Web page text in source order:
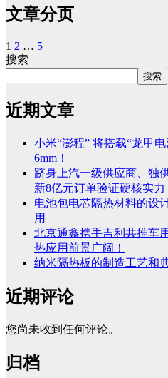
文章分页
1 2 … 5
搜索
搜索
近期文章
小米“澎程” 将搭载“龙甲
6mm！
跻身上汽一级供应商、独
新8亿元订单验证硬核实力
电池包电芯隔热材料的设
用
北京通鑫携手吉利共推车
热应用前景广阔！
纳米隔热板的制造工艺和
近期评论
您尚未收到任何评论。
归档